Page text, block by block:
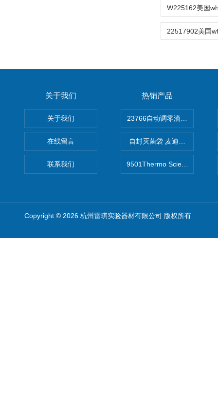
关于我们
关于我们
在线留言
联系我们
热销产品
自封灭菌袋 麦迪康Medicom
9501Thermo Scientific S1移
Copyright © 2026 杭州雷琪实验器材有限公司 版权所有